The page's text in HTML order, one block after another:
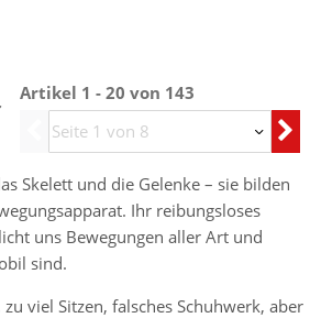
Artikel 1 - 20 von 143
Vorherige
Skelett und die Gelenke – sie bilden
Ihr reibungsloses
uns Bewegungen aller Art und
sind.
viel Sitzen, falsches Schuhwerk, aber